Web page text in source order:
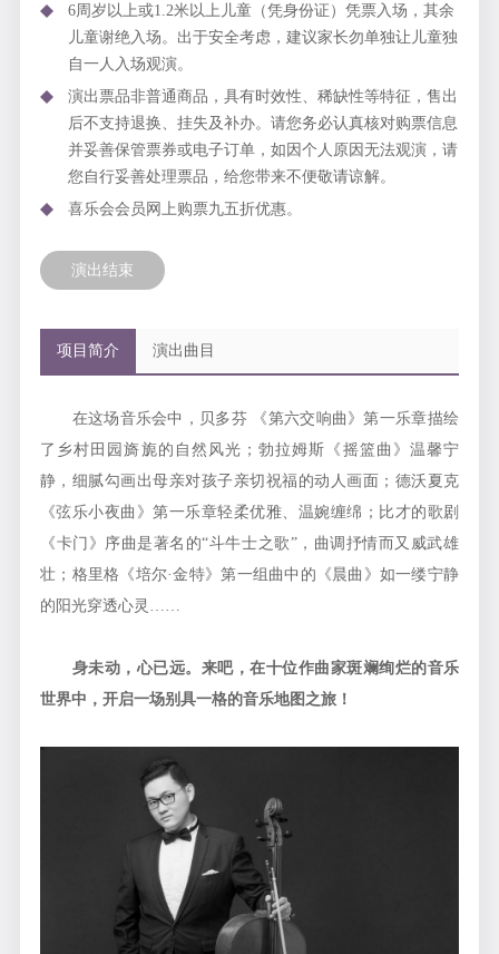
6周岁以上或1.2米以上儿童（凭身份证）凭票入场，其余
儿童谢绝入场。出于安全考虑，建议家长勿单独让儿童独
自一人入场观演。
演出票品非普通商品，具有时效性、稀缺性等特征，售出
后不支持退换、挂失及补办。请您务必认真核对购票信息
并妥善保管票券或电子订单，如因个人原因无法观演，请
您自行妥善处理票品，给您带来不便敬请谅解。
喜乐会会员网上购票九五折优惠。
演出结束
项目简介 演出曲目
在这场音乐会中，贝多芬 《第六交响曲》第一乐章描绘
了乡村田园旖旎的自然风光；勃拉姆斯《摇篮曲》温馨宁
静，细腻勾画出母亲对孩子亲切祝福的动人画面；德沃夏克
《弦乐小夜曲》第一乐章轻柔优雅、温婉缠绵；比才的歌剧
《卡门》序曲是著名的“斗牛士之歌”，曲调抒情而又威武雄
壮；格里格《培尔·金特》第一组曲中的《晨曲》如一缕宁静
的阳光穿透心灵……
身未动，心已远。来吧，在十位作曲家斑斓绚烂的音乐
世界中 ，开启一场别具一格的音乐地图之旅！